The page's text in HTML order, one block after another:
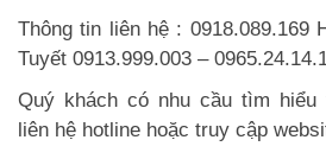
Thông tin liên hệ : 0918.089.169
Tuyết 0913.999.003 –
Quý khách có nhu cầu tìm hiểu
liên hệ hotline hoặc truy cập